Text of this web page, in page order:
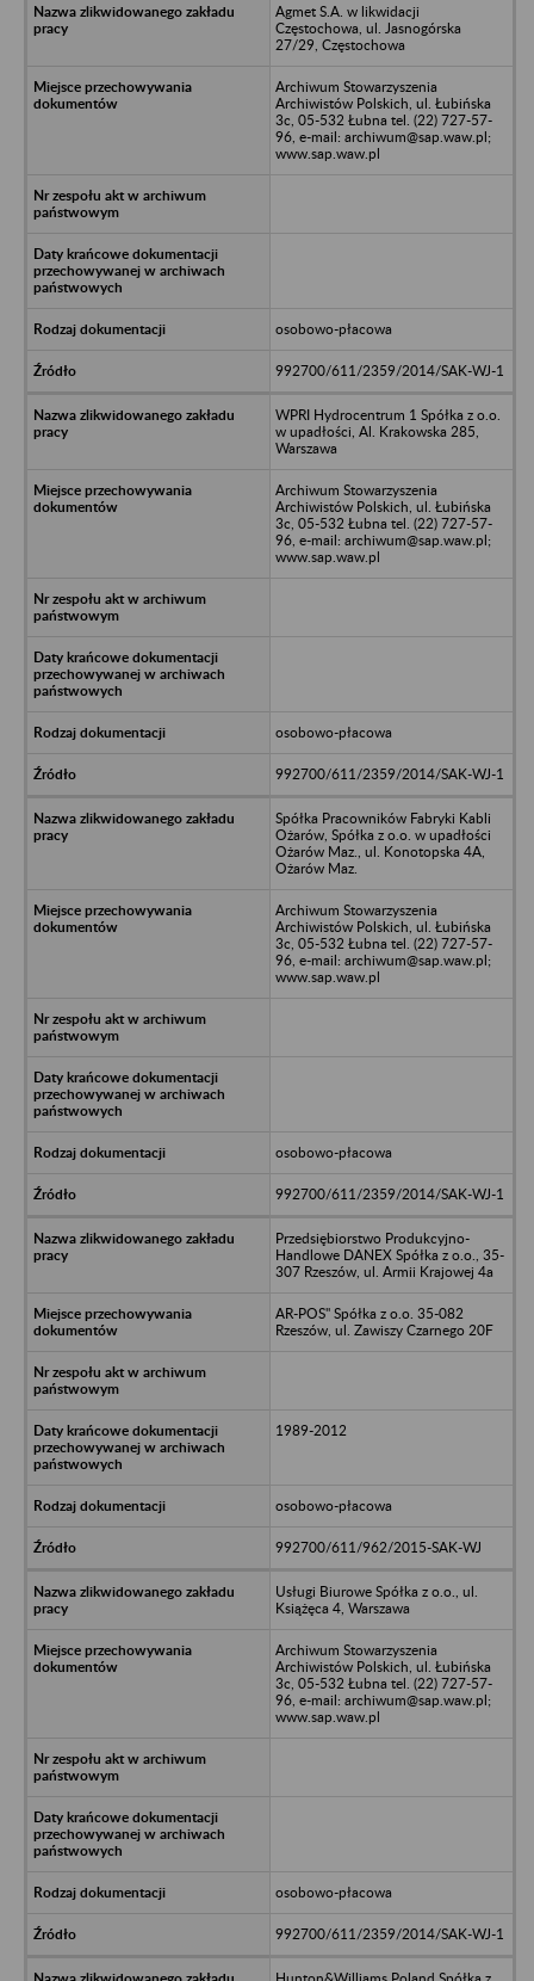
Agmet S.A. w likwidacji
Częstochowa, ul. Jasnogórska
27/29, Częstochowa
Archiwum Stowarzyszenia
Archiwistów Polskich, ul. Łubińska
3c, 05-532 Łubna tel. (22) 727-57-
96, e-mail: archiwum@sap.waw.pl;
www.sap.waw.pl
osobowo-płacowa
992700/611/2359/2014/SAK-WJ-1
WPRI Hydrocentrum 1 Spółka z o.o.
w upadłości, Al. Krakowska 285,
Warszawa
Archiwum Stowarzyszenia
Archiwistów Polskich, ul. Łubińska
3c, 05-532 Łubna tel. (22) 727-57-
96, e-mail: archiwum@sap.waw.pl;
www.sap.waw.pl
osobowo-płacowa
992700/611/2359/2014/SAK-WJ-1
Spółka Pracowników Fabryki Kabli
Ożarów, Spółka z o.o. w upadłości
Ożarów Maz., ul. Konotopska 4A,
Ożarów Maz.
Archiwum Stowarzyszenia
Archiwistów Polskich, ul. Łubińska
3c, 05-532 Łubna tel. (22) 727-57-
96, e-mail: archiwum@sap.waw.pl;
www.sap.waw.pl
osobowo-płacowa
992700/611/2359/2014/SAK-WJ-1
Przedsiębiorstwo Produkcyjno-
Handlowe DANEX Spółka z o.o., 35-
307 Rzeszów, ul. Armii Krajowej 4a
AR-POS" Spółka z o.o. 35-082
Rzeszów, ul. Zawiszy Czarnego 20F
1989-2012
osobowo-płacowa
992700/611/962/2015-SAK-WJ
Usługi Biurowe Spółka z o.o., ul.
Książęca 4, Warszawa
Archiwum Stowarzyszenia
Archiwistów Polskich, ul. Łubińska
3c, 05-532 Łubna tel. (22) 727-57-
96, e-mail: archiwum@sap.waw.pl;
www.sap.waw.pl
osobowo-płacowa
992700/611/2359/2014/SAK-WJ-1